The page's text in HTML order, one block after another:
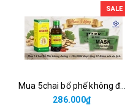
SALE
Mua 5chai bổ phế không đường = 286.000đ được tặng 02 khăn nén du lịch.
286.000₫